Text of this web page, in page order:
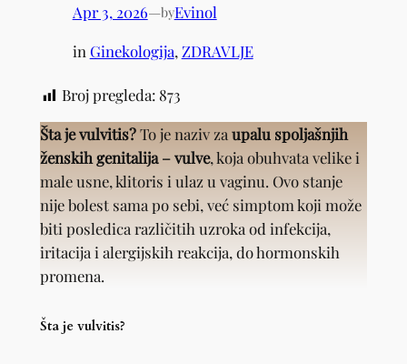
Apr 3, 2026—byEvinol
in Ginekologija, ZDRAVLJE
Broj pregleda: 873
Šta je vulvitis?To je naziv za upalu spoljašnjih
ženskih genitalija – vulve, koja obuhvata velike i
male usne, klitoris i ulaz u vaginu. Ovo stanje
nije bolest sama po sebi, već simptom koji može
biti posledica različitih uzroka od infekcija,
iritacija i alergijskih reakcija, do hormonskih
promena.
Šta je vulvitis?